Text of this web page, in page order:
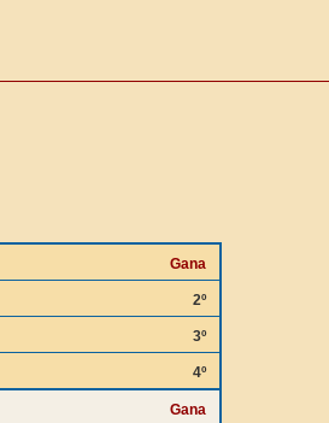
Gana
2º
3º
4º
Gana